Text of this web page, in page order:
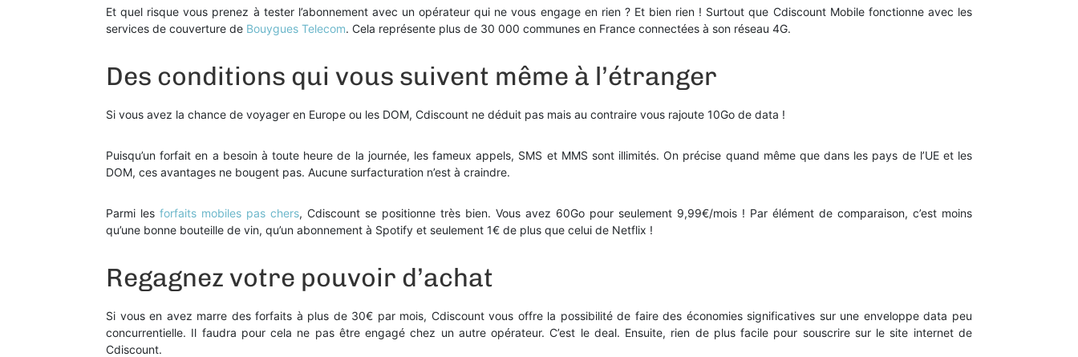
Et quel risque vous prenez à tester l’abonnement avec un opérateur qui ne vous engage en rien ? Et bien rien ! Surtout que Cdiscount Mobile fonctionne avec les
services de couverture de Bouygues Telecom. Cela représente plus de 30 000 communes en France connectées à son réseau 4G.
Des conditions qui vous suivent même à l’étranger
Si vous avez la chance de voyager en Europe ou les DOM, Cdiscount ne déduit pas mais au contraire vous rajoute 10Go de data !
Puisqu’un forfait en a besoin à toute heure de la journée, les fameux appels, SMS et MMS sont illimités. On précise quand même que dans les pays de l’UE et les
DOM, ces avantages ne bougent pas. Aucune surfacturation n’est à craindre.
Parmi les forfaits mobiles pas chers, Cdiscount se positionne très bien. Vous avez 60Go pour seulement 9,99€/mois ! Par élément de comparaison, c’est moins
qu’une bonne bouteille de vin, qu’un abonnement à Spotify et seulement 1€ de plus que celui de Netflix !
Regagnez votre pouvoir d’achat
Si vous en avez marre des forfaits à plus de 30€ par mois, Cdiscount vous offre la possibilité de faire des économies significatives sur une enveloppe data peu
concurrentielle. Il faudra pour cela ne pas être engagé chez un autre opérateur. C’est le deal. Ensuite, rien de plus facile pour souscrire sur le site internet de
Cdiscount.